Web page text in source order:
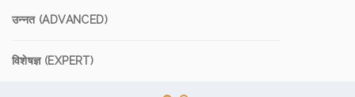
उन्नत (ADVANCED)
विशेषज्ञ (EXPERT)